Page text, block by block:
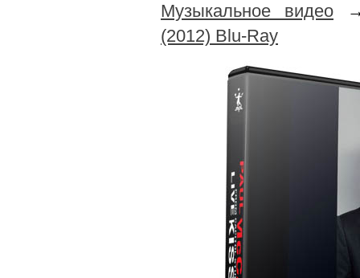
Музыкальное видео
(2012) Blu-Ray